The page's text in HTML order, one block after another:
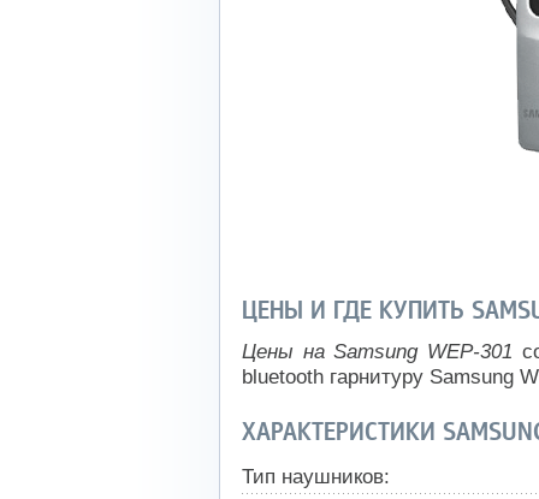
ЦЕНЫ И ГДЕ КУПИТЬ
Цены на Samsung WEP-301
bluetooth гарнитуру Samsung
ХАРАКТЕРИСТИКИ
Тип наушников: